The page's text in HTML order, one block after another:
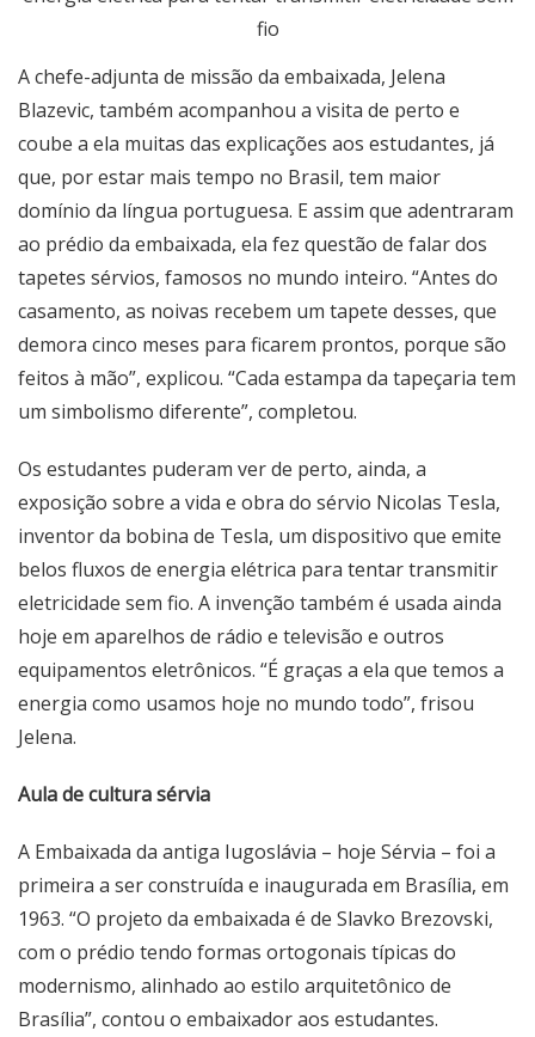
fio
A chefe-adjunta de missão da embaixada, Jelena
Blazevic, também acompanhou a visita de perto e
coube a ela muitas das explicações aos estudantes, já
que, por estar mais tempo no Brasil, tem maior
domínio da língua portuguesa. E assim que adentraram
ao prédio da embaixada, ela fez questão de falar dos
tapetes sérvios, famosos no mundo inteiro. “Antes do
casamento, as noivas recebem um tapete desses, que
demora cinco meses para ficarem prontos, porque são
feitos à mão”, explicou. “Cada estampa da tapeçaria tem
um simbolismo diferente”, completou.
Os estudantes puderam ver de perto, ainda, a
exposição sobre a vida e obra do sérvio Nicolas Tesla,
inventor da bobina de Tesla, um dispositivo que emite
belos fluxos de energia elétrica para tentar transmitir
eletricidade sem fio. A invenção também é usada ainda
hoje em aparelhos de rádio e televisão e outros
equipamentos eletrônicos. “É graças a ela que temos a
energia como usamos hoje no mundo todo”, frisou
Jelena.
Aula de cultura sérvia
A Embaixada da antiga Iugoslávia – hoje Sérvia – foi a
primeira a ser construída e inaugurada em Brasília, em
1963. “O projeto da embaixada é de Slavko Brezovski,
com o prédio tendo formas ortogonais típicas do
modernismo, alinhado ao estilo arquitetônico de
Brasília”, contou o embaixador aos estudantes.